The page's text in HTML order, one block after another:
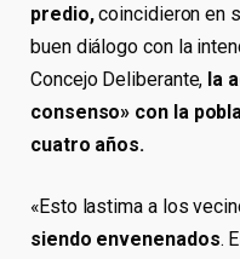
predio,coincidieron en
buen diálogo con la
Concejo Deliberante, la
consenso» con la
cuatro años.
«Esto lastima a los
siendo envenenados.